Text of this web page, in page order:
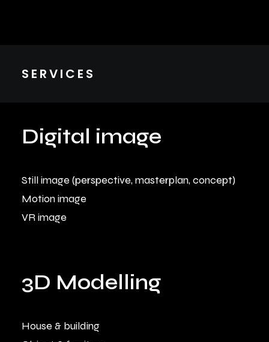
SERVICES
3D Modelling
House & building
Digital image
Still image (perspective, masterplan, concept)
Motion image
VR image